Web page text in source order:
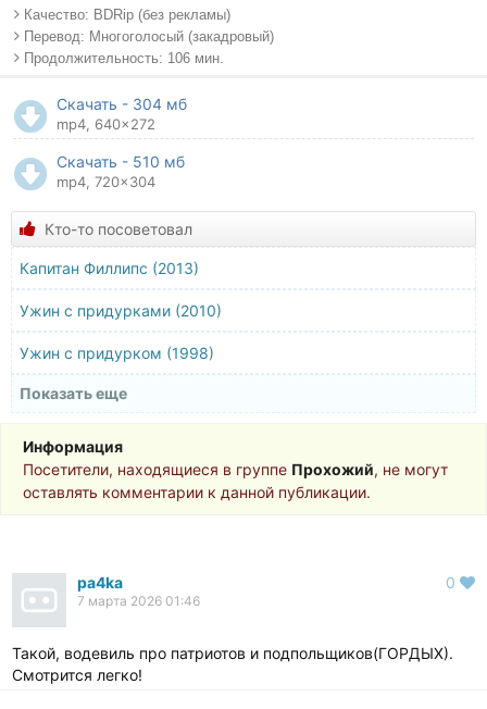
Качество: BDRip (без рекламы)
Перевод: Многоголосый (закадровый)
Продолжительность: 106 мин.
Скачать - 304 мб
mp4, 640x272
Скачать - 510 мб
mp4, 720x304
Кто-то посоветовал
Капитан Филлипс (2013)
Ужин с придурками (2010)
Ужин с придурком (1998)
Ужин с убийством (1976)
Званый ужин (2020)
Идеальный ужин (2022)
Показать еще
Информация
Посетители, находящиеся в группе Прохожий, не могут
оставлять комментарии к данной публикации.
pa4ka
7 марта 2026 01:46
0
Такой, водевиль про патриотов и подпольщиков(ГОРДЫХ).
Смотрится легко!